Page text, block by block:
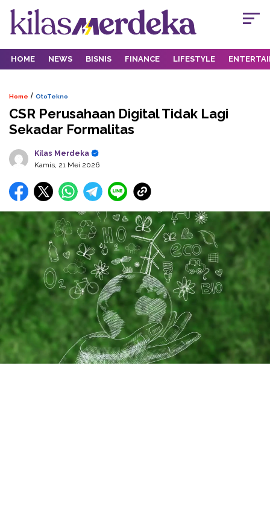
HOME NEWS BISNIS FINANCE LIFESTYLE
Home / OtoTekno
CSR Perusahaan Digital Tidak Lagi
Sekadar Formalitas
Kilas Merdeka
Kamis, 21 Mei 2026